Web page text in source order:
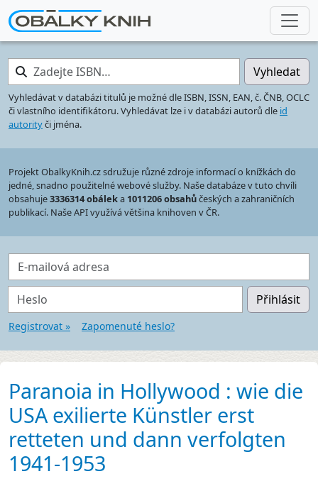
Zadejte ISBN… Vyhledat
Vyhledávat v databázi titulů je možné dle ISBN, ISSN, EAN, č. ČNB, OCLC
či vlastního identifikátoru. Vyhledávat lze i v databázi autorů dle id
autorityči jména.
Projekt ObalkyKnih.cz sdružuje různé zdroje informací o knížkách do
jedné, snadno použitelné webové služby. Naše databáze v tuto chvíli
obsahuje3336314 obáleka 1011206 obsahůčeských a zahraničních
publikací. Naše API využívá většina knihoven v ČR.
E-mailová adresa
Heslo Přihlásit
Registrovat » Zapomenuté heslo?
Paranoia in Hollywood : wie die
USA exilierte Künstler erst
retteten und dann verfolgten
1941-1953